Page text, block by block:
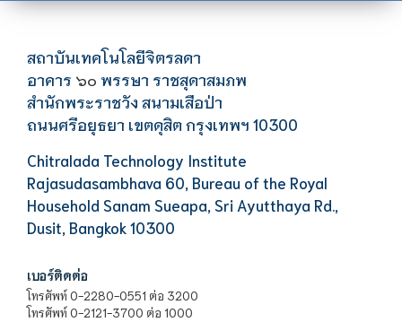
สถาบันเทคโนโลยีจิตรลดา
อาคาร ๖๐ พรรษา ราชสุดาสมภพ
สำนักพระราชวัง สนามเสือป่า
ถนนศรีอยุธยา เขตดุสิต กรุงเทพฯ 10300
Chitralada Technology Institute
Rajasudasambhava 60, Bureau of the Royal
Household Sanam Sueapa, Sri Ayutthaya Rd.,
Dusit, Bangkok 10300
เบอร์ติดต่อ
โทรศัพท์ 0-2280-0551 ต่อ 3200
โทรศัพท์ 0-2121-3700 ต่อ 1000